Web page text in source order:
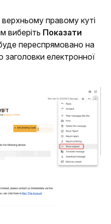
верхньому правому куті
виберіть Показати
переспрямовано на
заголовки електронної